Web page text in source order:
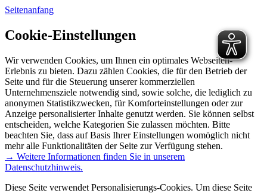
Seitenanfang
Cookie-Einstellungen
Wir verwenden Cookies, um Ihnen ein optimales Webseiten-
Erlebnis zu bieten. Dazu zählen Cookies, die für den Betrieb der
Seite und für die Steuerung unserer kommerziellen
Unternehmensziele notwendig sind, sowie solche, die lediglich zu
anonymen Statistikzwecken, für Komforteinstellungen oder zur
Anzeige personalisierter Inhalte genutzt werden. Sie können selbst
entscheiden, welche Kategorien Sie zulassen möchten. Bitte
beachten Sie, dass auf Basis Ihrer Einstellungen womöglich nicht
mehr alle Funktionalitäten der Seite zur Verfügung stehen.
→ Weitere Informationen finden Sie in unserem
Datenschutzhinweis.
Diese Seite verwendet Personalisierungs-Cookies. Um diese Seite